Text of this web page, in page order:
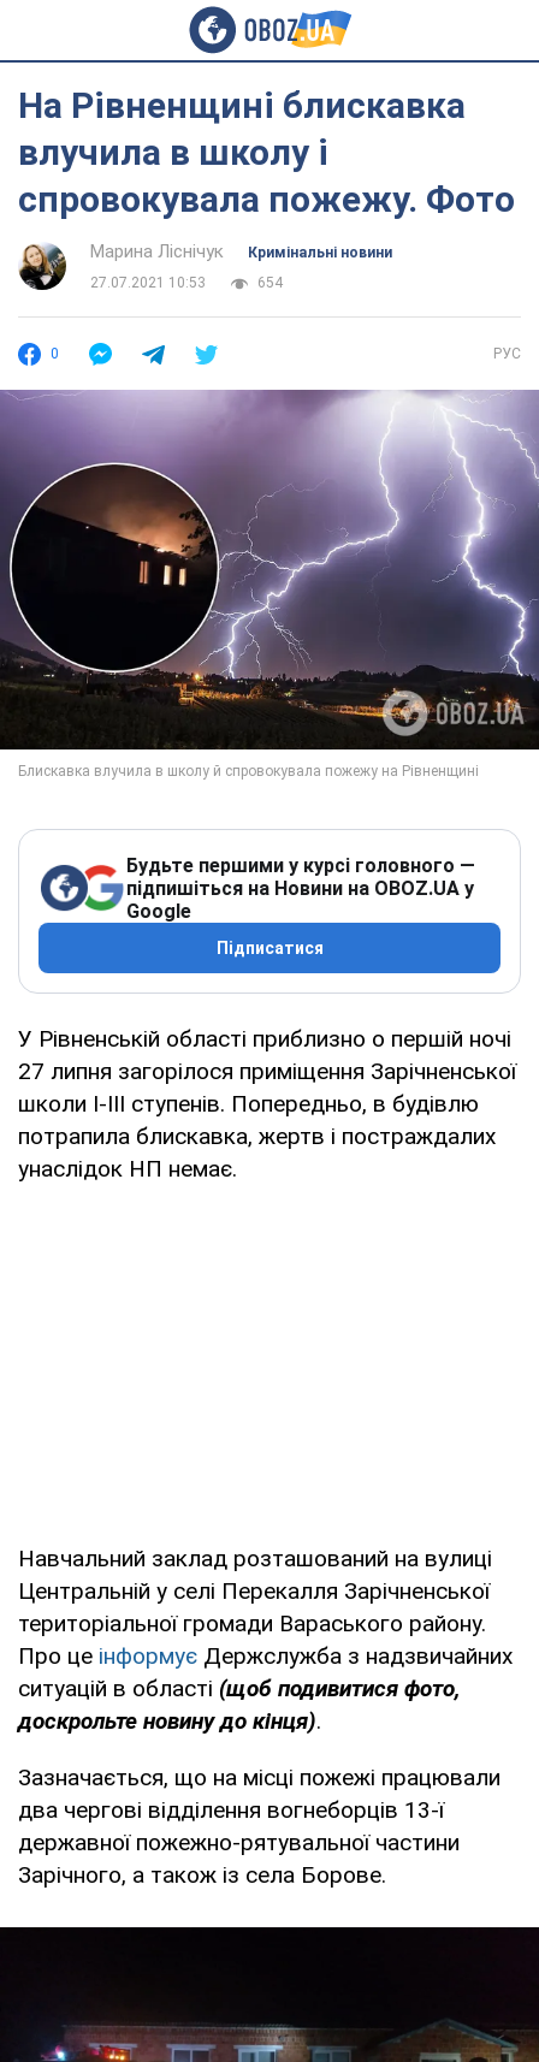
На Рівненщині блискавка
влучила в школу і
спровокувала пожежу. Фото
Марина Ліснічук
Кримінальні новини
27.07.2021 10:53
654
0 РУС
Будьте першими у курсі головного —
підпишіться на Новини на OBOZ.UA у
Google
Підписатися
У Рівненській області приблизно о першій ночі
27 липня загорілося приміщення Зарічненської
школи І-ІІІ ступенів. Попередньо, в будівлю
потрапила блискавка, жертв і постраждалих
унаслідок НП немає.
Навчальний заклад розташований на вулиці
Центральній у селі Перекалля Зарічненської
територіальної громади Вараського району.
Про це інформує Держслужба з надзвичайних
ситуацій в області (щоб подивитися фото,
доскрольте новину до кінця).
Зазначається, що на місці пожежі працювали
два чергові відділення вогнеборців 13-ї
державної пожежно-рятувальної частини
Зарічного, а також із села Борове.